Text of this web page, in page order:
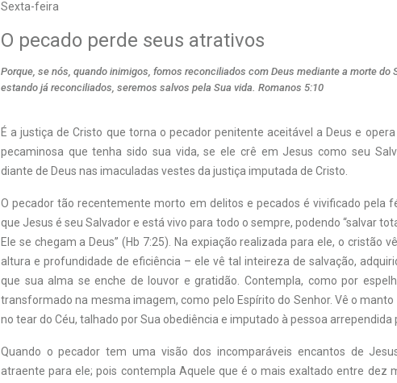
Sexta-feira
O pecado perde seus atrativos
Porque, se nós, quando inimigos, fomos reconciliados com Deus mediante a morte do
estando já reconciliados, seremos salvos pela Sua vida. Romanos 5:10
É a justiça de Cristo que torna o pecador penitente aceitável a Deus e
pecaminosa que tenha sido sua vida, se ele crê em Jesus como seu
diante de Deus nas imaculadas vestes da justiça imputada de Cristo.
O pecador tão recentemente morto em delitos e pecados é vivificado pela
que Jesus é seu Salvador e está vivo para todo o sempre, podendo “salvar
Ele se chegam a Deus” (Hb 7:25). Na expiação realizada para ele, o cristão
altura e profundidade de eficiência – ele vê tal inteireza de salvação,
que sua alma se enche de louvor e gratidão. Contempla, como por
transformado na mesma imagem, como pelo Espírito do Senhor. Vê o manto
no tear do Céu, talhado por Sua obediência e imputado à pessoa arrependida
Quando o pecador tem uma visão dos incomparáveis encantos de
atraente para ele; pois contempla Aquele que é o mais exaltado entre dez